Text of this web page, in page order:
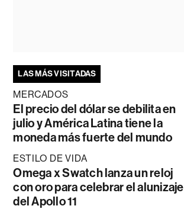
LAS MÁS VISITADAS
MERCADOS
El precio del dólar se debilita en
julio y América Latina tiene la
moneda más fuerte del mundo
ESTILO DE VIDA
Omega x Swatch lanza un reloj
con oro para celebrar el alunizaje
del Apollo 11